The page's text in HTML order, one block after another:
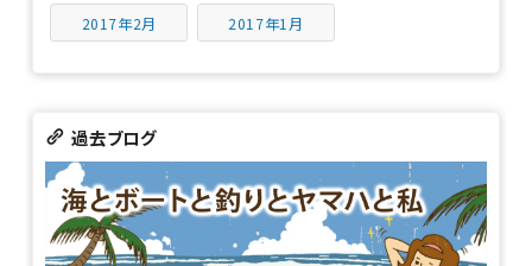
2017年2月 2017年1月
過去ブログ